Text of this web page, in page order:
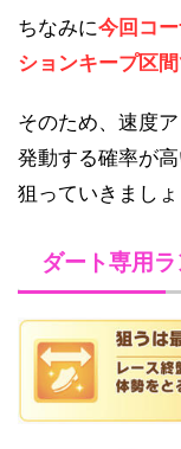
ちなみに今回コ
ションキープ区
そのため、速度
発動する確率が
狙っていきましょ
ダート専用